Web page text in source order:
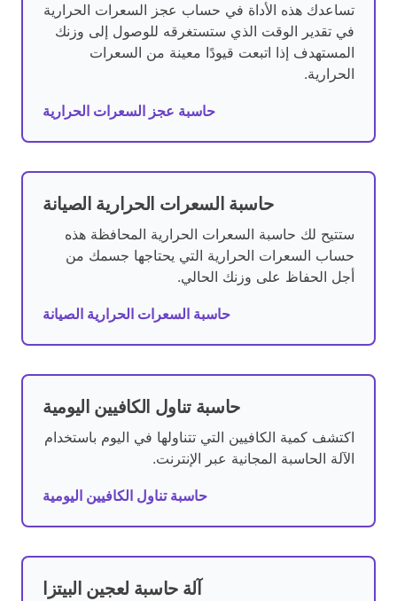
تساعدك هذه الأداة في حساب عجز السعرات الحرارية
في تقدير الوقت الذي ستستغرقه للوصول إلى وزنك
المستهدف إذا اتبعت قيودًا معينة من السعرات
الحرارية.
حاسبة عجز السعرات الحرارية
حاسبة السعرات الحرارية الصيانة
ستتيح لك حاسبة السعرات الحرارية المحافظة هذه
حساب السعرات الحرارية التي يحتاجها جسمك من
أجل الحفاظ على وزنك الحالي.
حاسبة السعرات الحرارية الصيانة
حاسبة تناول الكافيين اليومية
اكتشف كمية الكافيين التي تتناولها في اليوم باستخدام
الآلة الحاسبة المجانية عبر الإنترنت.
حاسبة تناول الكافيين اليومية
آلة حاسبة لعجين البيتزا